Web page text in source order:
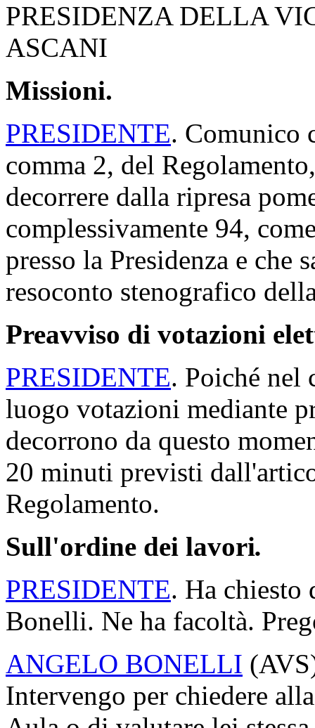
PRESIDENZA DELLA
ASCANI
Missioni.
PRESIDENTE. Comunico
comma 2, del
decorrere dalla ripresa
complessivamente 94,
presso la Presidenza e che
resoconto stenografico
Preavviso di votazioni
PRESIDENTE. Poiché nel
luogo votazioni mediante
decorrono da questo
20 minuti previsti
Regolamento.
Sull'ordine dei lavori.
PRESIDENTE. Ha chiesto
Bonelli. Ne ha facoltà.
ANGELO BONELLI (AVS
Intervengo per chiedere